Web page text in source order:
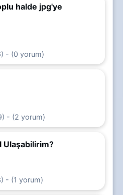
halde jpg'ye
- (0 yorum)
- (2 yorum)
Ulaşabilirim?
- (1 yorum)